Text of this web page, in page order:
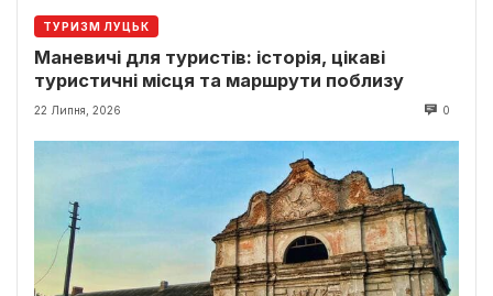
ТУРИЗМ ЛУЦЬК
Маневичі для туристів: історія, цікаві
туристичні місця та маршрути поблизу
22 Липня, 2026 0